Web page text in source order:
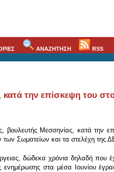
ΑΝΑΖΗΤΗΣΗ RSS
την επίσκεψη του
Μεσσηνίας, κατά την
Σωματείων και τα στελέχη της
δώδεκα χρόνια δηλαδή που
ενημέρωσης στα μέσα Ιουνίου